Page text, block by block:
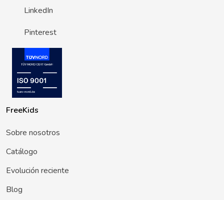
LinkedIn
Pinterest
FreeKids
Sobre nosotros
Catálogo
Evolución reciente
Blog